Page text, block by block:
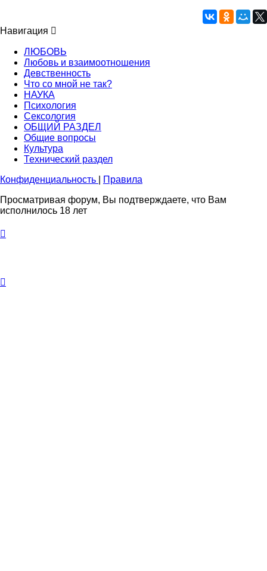
Навигация
ЛЮБОВЬ
Любовь и взаимоотношения
Девственность
Что со мной не так?
НАУКА
Психология
Сексология
ОБЩИЙ РАЗДЕЛ
Общие вопросы
Культура
Технический раздел
Конфиденциальность
Правила
Просматривая форум, Вы подтверждаете, что Вам
исполнилось 18 лет